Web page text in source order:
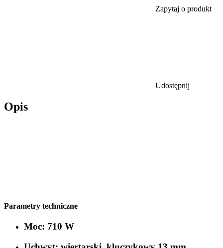
Zapytaj o produkt
Udostępnij
Opis
Parametry techniczne
Moc: 710 W